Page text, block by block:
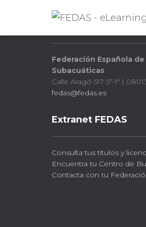
Federación Española
Subacuáticas
Calle Aragó 517 5º-1ª |
fedas@fedas.es
Extranet FEDAS
Consulta tus títulos y
Encuentra tu Centro de
Contacta con tu